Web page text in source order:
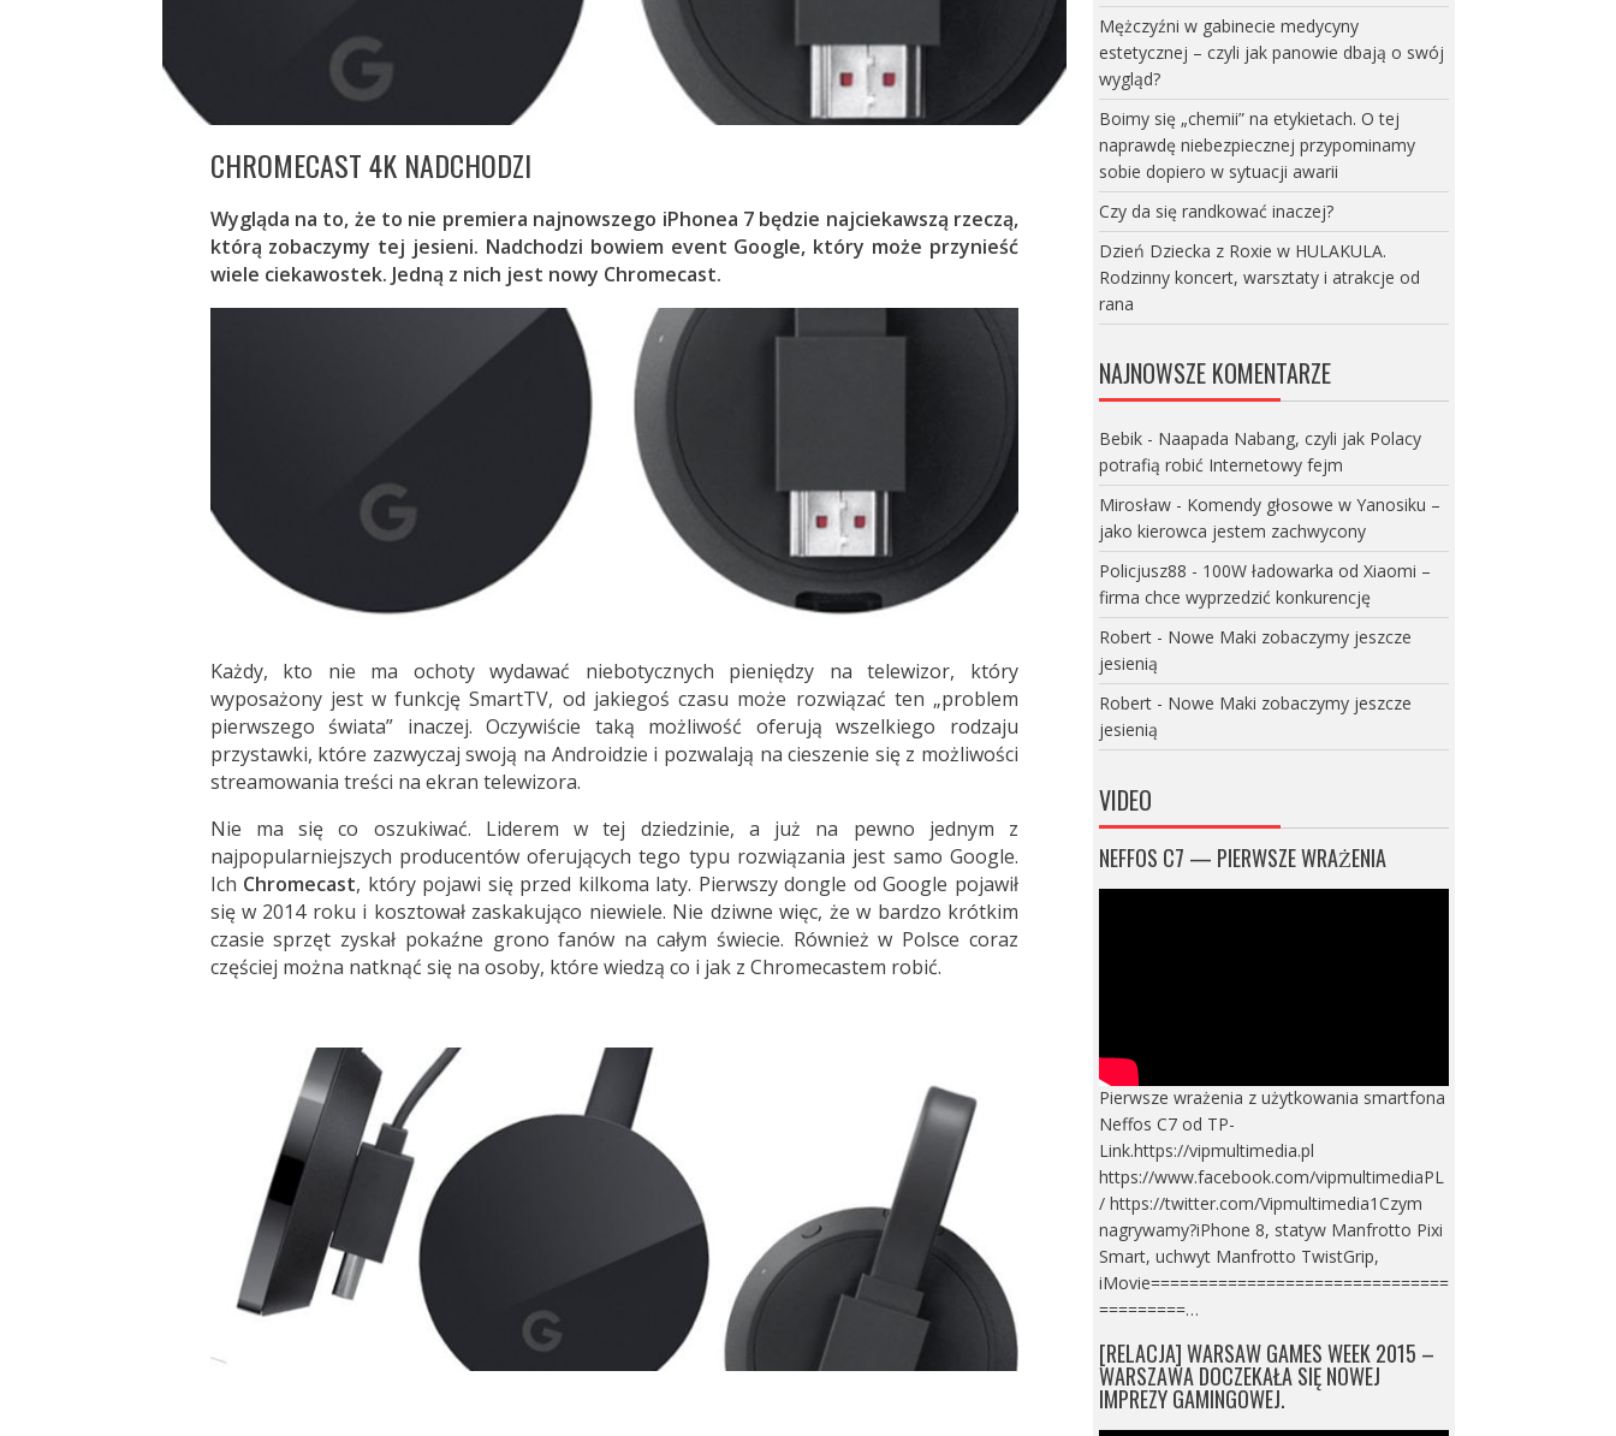
CHROMECAST 4K NADCHODZI
Wygląda na to, że to nie premiera najnowszego iPhonea 7 będzie najciekawszą rzeczą,
którą zobaczymy tej jesieni. Nadchodzi bowiem event Google, który może przynieść
wiele ciekawostek. Jedną z nich jest nowy Chromecast.
Każdy, kto nie ma ochoty wydawać niebotycznych pieniędzy na telewizor, który
wyposażony jest w funkcję SmartTV, od jakiegoś czasu może rozwiązać ten „problem
pierwszego świata” inaczej. Oczywiście taką możliwość oferują wszelkiego rodzaju
przystawki, które zazwyczaj swoją na Androidzie i pozwalają na cieszenie się z możliwości
streamowania treści na ekran telewizora.
Nie ma się co oszukiwać. Liderem w tej dziedzinie, a już na pewno jednym z
najpopularniejszych producentów oferujących tego typu rozwiązania jest samo Google.
Ich Chromecast, który pojawi się przed kilkoma laty. Pierwszy dongle od Google pojawił
się w 2014 roku i kosztował zaskakująco niewiele. Nie dziwne więc, że w bardzo krótkim
czasie sprzęt zyskał pokaźne grono fanów na całym świecie. Również w Polsce coraz
częściej można natknąć się na osoby, które wiedzą co i jak z Chromecastem robić.
Mężczyźni w gabinecie medycyny
estetycznej – czyli jak panowie dbają o swój
wygląd?
Boimy się „chemii” na etykietach. O tej
naprawdę niebezpiecznej przypominamy
sobie dopiero w sytuacji awarii
Czy da się randkować inaczej?
Dzień Dziecka z Roxie w HULAKULA.
Rodzinny koncert, warsztaty i atrakcje od
rana
NAJNOWSZE KOMENTARZE
Bebik- Naapada Nabang, czyli jak Polacy
potrafią robić Internetowy fejm
Mirosław- Komendy głosowe w Yanosiku –
jako kierowca jestem zachwycony
Policjusz88 - 100W ładowarka od Xiaomi –
firma chce wyprzedzić konkurencję
Robert- Nowe Maki zobaczymy jeszcze
jesienią
Robert- Nowe Maki zobaczymy jeszcze
jesienią
VIDEO
NEFFOS C7 — PIERWSZE WRAŻENIA
Pierwsze wrażenia z użytkowania smartfona
Neffos C7 od TP-
Link.https://vipmultimedia.pl
https://www.facebook.com/vipmultimediaPL
/ https://twitter.com/Vipmultimedia1Czym
nagrywamy?iPhone 8, statyw Manfrotto Pixi
Smart, uchwyt Manfrotto TwistGrip,
iMovie===============================
=========…
[RELACJA] WARSAW GAMES WEEK 2015 –
WARSZAWA DOCZEKAŁA SIĘ NOWEJ
IMPREZY GAMINGOWEJ.